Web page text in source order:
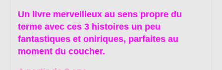
Un livre merveilleux au sens propre du
terme avec ces 3 histoires un peu
fantastiques et oniriques, parfaites au
moment du coucher.